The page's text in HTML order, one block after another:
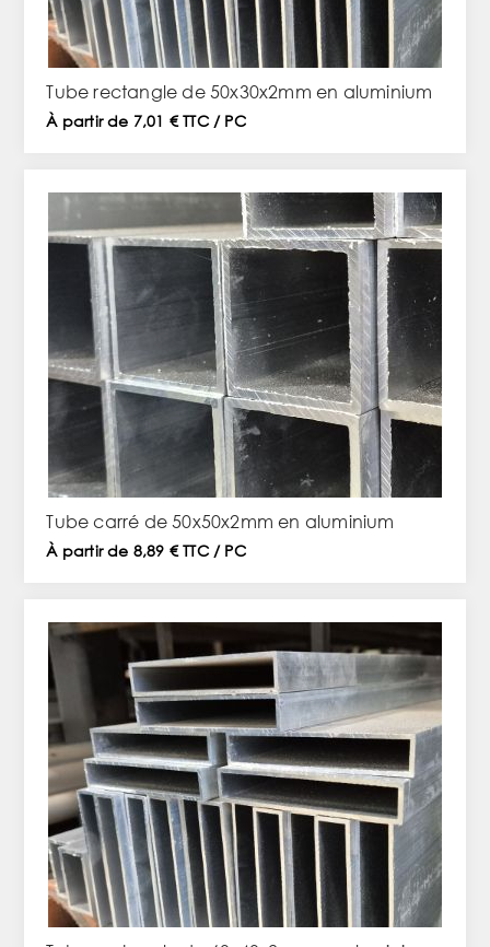
Tube rectangle de 50x30x2mm en aluminium
À partir de 7,01 € TTC / PC
Tube carré de 50x50x2mm en aluminium
À partir de 8,89 € TTC / PC